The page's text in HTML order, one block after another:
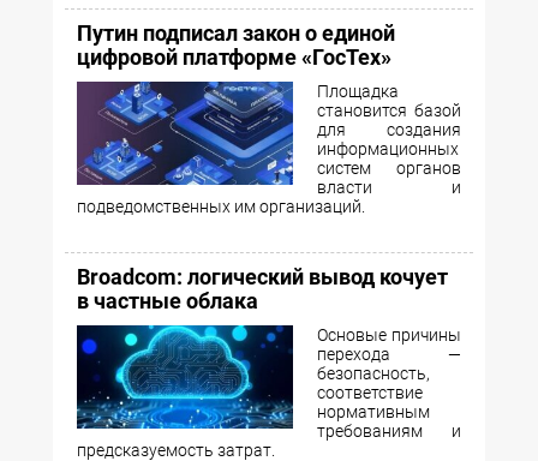
Путин подписал закон о единой
цифровой платформе «ГосТех»
Площадка
становится базой
для создания
информационных
систем органов
власти и
подведомственных им организаций.
Broadcom: логический вывод кочует
в частные облака
Основые причины
перехода —
безопасность,
соответствие
нормативным
требованиям и
предсказуемость затрат.